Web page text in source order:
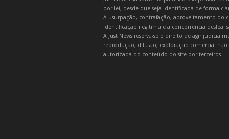
por lei, desde que seja identificada de forma
A usurpação, contrafação, aproveitamento do
identificação ilegítima e a concorrência desleal
A Just News reserva-se o direito de agir
reprodução, difusão, exploração comercial
autorizada do conteúdo do site por terceiros.